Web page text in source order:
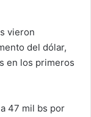
vieron
del dólar,
en los primeros
47 mil bs por